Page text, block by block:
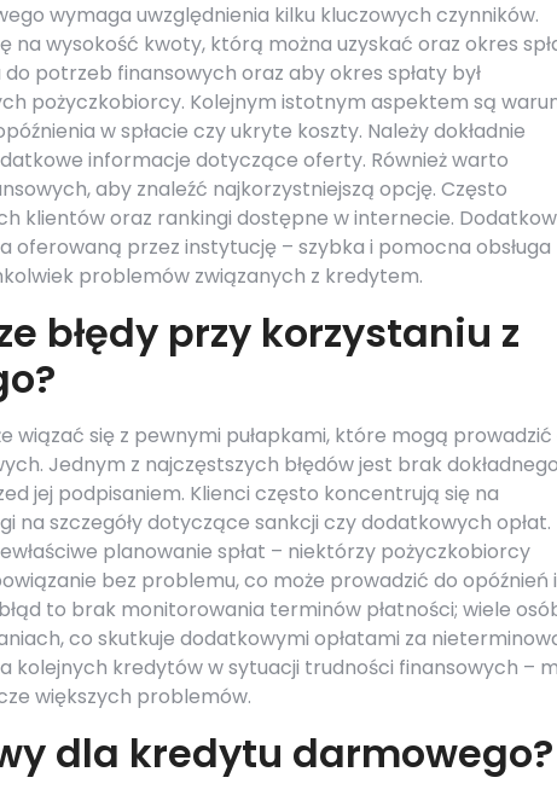
wymaga uwzględnienia kilku kluczowych czynników.
na wysokość kwoty, którą można uzyskać oraz okres
potrzeb finansowych oraz aby okres spłaty był
pożyczkobiorcy. Kolejnym istotnym aspektem są
w spłacie czy ukryte koszty. Należy dokładnie
informacje dotyczące oferty. Również warto
aby znaleźć najkorzystniejszą opcję. Często
klientów oraz rankingi dostępne w internecie.
oferowaną przez instytucję – szybka i pomocna obsługa
problemów związanych z kredytem.
błędy przy korzystaniu z
wiązać się z pewnymi pułapkami, które mogą prowadzić
Jednym z najczęstszych błędów jest brak dokładnego
jej podpisaniem. Klienci często koncentrują się na
na szczegóły dotyczące sankcji czy dodatkowych opłat.
planowanie spłat – niektórzy pożyczkobiorcy
bez problemu, co może prowadzić do opóźnień i
to brak monitorowania terminów płatności; wiele
co skutkuje dodatkowymi opłatami za
kolejnych kredytów w sytuacji trudności finansowych –
większych problemów.
dla kredytu darmowego?